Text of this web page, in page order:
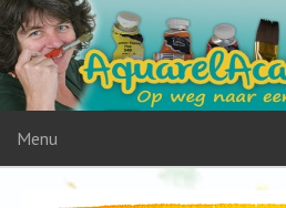
Menu